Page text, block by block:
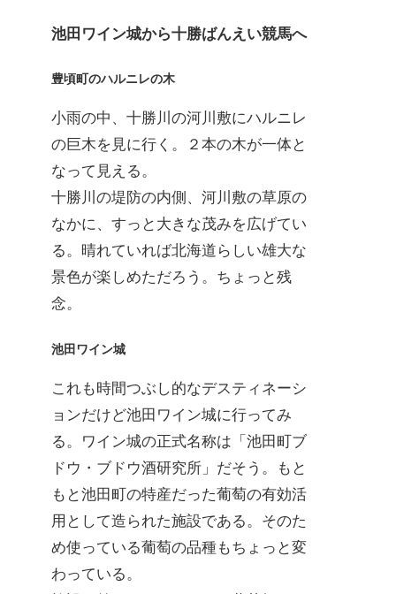
池田ワイン城から十勝ばんえい競馬へ
豊頃町のハルニレの木
小雨の中、十勝川の河川敷にハルニレ
の巨木を見に行く。２本の木が一体と
なって見える。
十勝川の堤防の内側、河川敷の草原の
なかに、すっと大きな茂みを広げてい
る。晴れていれば北海道らしい雄大な
景色が楽しめただろう。ちょっと残
念。
池田ワイン城
これも時間つぶし的なデスティネーシ
ョンだけど池田ワイン城に行ってみ
る。ワイン城の正式名称は「池田町ブ
ドウ・ブドウ酒研究所」だそう。もと
もと池田町の特産だった葡萄の有効活
用として造られた施設である。そのた
め使っている葡萄の品種もちょっと変
わっている。